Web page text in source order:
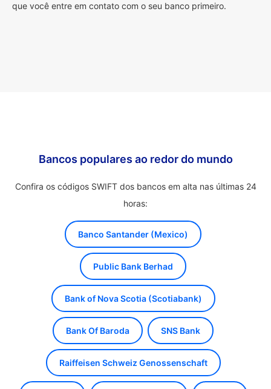
que você entre em contato com o seu banco primeiro.
Bancos populares ao redor do mundo
Confira os códigos SWIFT dos bancos em alta nas últimas 24
horas:
Banco Santander (Mexico)
Public Bank Berhad
Bank of Nova Scotia (Scotiabank)
Bank Of Baroda SNS Bank
Raiffeisen Schweiz Genossenschaft